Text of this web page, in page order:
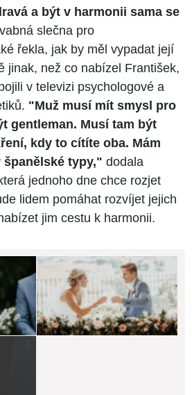
a být v harmonii sama se
slečna pro
řekla, jak by měl vypadat její
jinak, než co nabízel František,
v televizi psychologové a
"Muž musí mít smysl pro
gentleman. Musí tam být
kdy to cítíte oba. Mám
španělské typy," dodala
jednoho dne chce rozjet
lidem pomáhat rozvíjet jejich
jim cestu k harmonii.